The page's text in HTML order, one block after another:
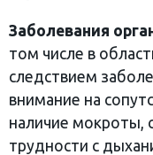
Заболевания
том числе в
следствием
внимание на
наличие мокроты,
трудности с